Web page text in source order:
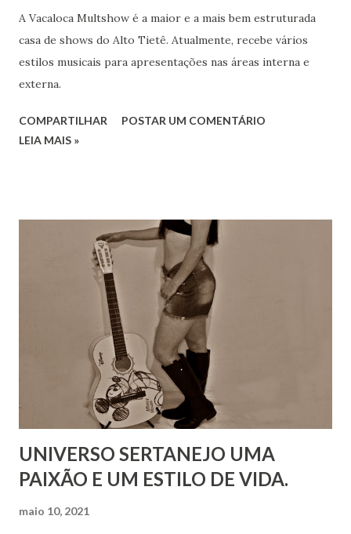
A Vacaloca Multshow é a maior e a mais bem estruturada
casa de shows do Alto Tietê. Atualmente, recebe vários
estilos musicais para apresentações nas áreas interna e
externa.
COMPARTILHAR
POSTAR UM COMENTÁRIO
LEIA MAIS »
UNIVERSO SERTANEJO UMA
PAIXÃO E UM ESTILO DE VIDA.
maio 10, 2021